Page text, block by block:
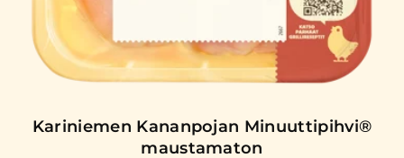
Kariniemen Kananpojan Minuuttipihvi®
maustamaton